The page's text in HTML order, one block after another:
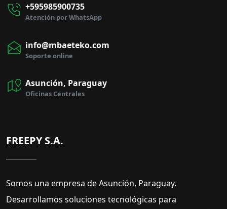
+595985900735
Atención por WhatsApp
info@mbaeteko.com
Soporte online
Asunción, Paraguay
Oficinas Centrales
FREEPY S.A.
Somos una empresa de Asunción, Paraguay.
Desarrollamos soluciones tecnológicas para